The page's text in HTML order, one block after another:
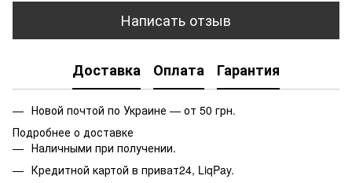
Написать отзыв
Доставка Оплата Гарантия
Новой почтой по Украине — от 50 грн.
Подробнее о доставке
Наличными при получении.
Кредитной картой в приват24, LiqPay.